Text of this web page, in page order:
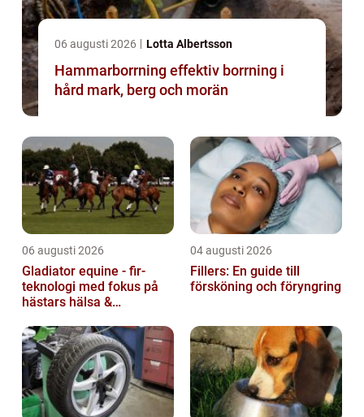
06 augusti 2026 Lotta Albertsson
Hammarborrning effektiv borrning i
hård mark, berg och morän
06 augusti 2026
Gladiator equine - fir-
teknologi med fokus på
hästars hälsa &
04 augusti 2026
Fillers: En guide till
försköning och föryngring